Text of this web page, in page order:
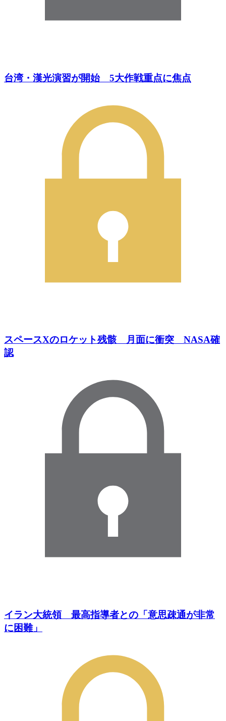
台湾・漢光演習が開始 5大作戦重点に焦点
スペースXのロケット残骸 月面に衝突 NASA確
認
イラン大統領 最高指導者との「意思疎通が非常
に困難」